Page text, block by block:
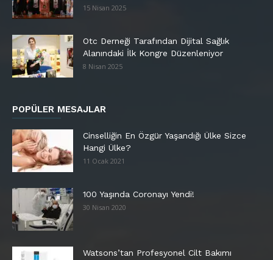
15 Nisan 2025
Otc Derneği Tarafından Dijital Sağlık
Alanındaki İlk Kongre Düzenleniyor
8 Nisan 2025
POPÜLER MESAJLAR
Cinselliğin En Özgür Yaşandığı Ülke Sizce
Hangi Ülke?
11 Ocak 2021
100 Yaşında Coronayı Yendi!
30 Nisan 2020
Watsons’tan Profesyonel Cilt Bakımı